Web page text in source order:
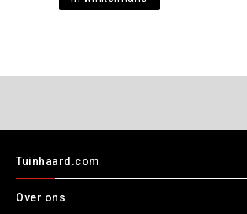
Tuinhaard.com
Over ons